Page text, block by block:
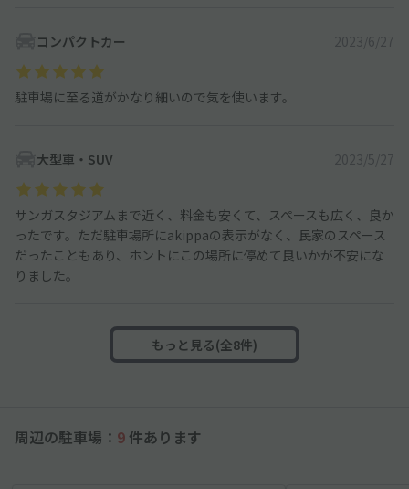
コンパクトカー 2023/6/27
駐車場に至る道がかなり細いので気を使います。
大型車・SUV 2023/5/27
サンガスタジアムまで近く、料金も安くて、スペースも広く、良か
ったです。ただ駐車場所にakippaの表示がなく、民家のスペース
だったこともあり、ホントにこの場所に停めて良いかが不安にな
りました。
もっと見る(全8件)
周辺の駐車場： 9 件あります